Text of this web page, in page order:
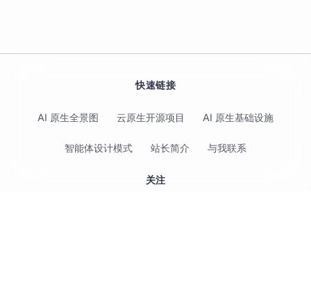
快速链接
AI 原生全景图 云原生开源项目 AI 原生基础设施
智能体设计模式 站长简介 与我联系
关注